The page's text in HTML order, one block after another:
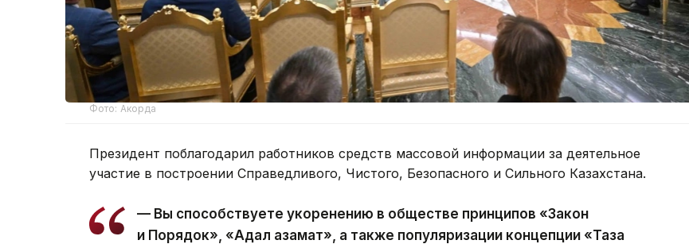
Фото: Акорда
Президент поблагодарил работников средств массовой информации за деятельное
участие в построении Справедливого, Чистого, Безопасного и Сильного Казахстана.
— Вы способствуете укоренению в обществе принципов «Закон
и Порядок», «Адал азамат», а также популяризации концепции «Таза